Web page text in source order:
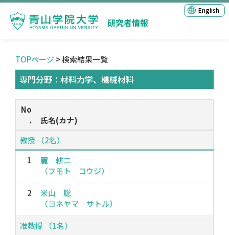
研究者情報
English
TOPページ > 検索結果一覧
専門分野：材料力学、機械材料
No
.
氏名(カナ)
教授 （2名）
1
麓 耕二
（フモト コウジ）
2
米山 聡
（ヨネヤマ サトル）
准教授 （1名）